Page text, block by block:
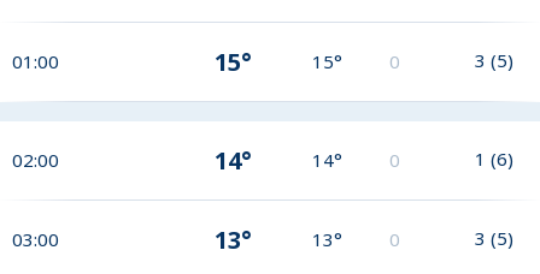
01:00 15° 15° 0 3 (5)
02:00 14° 14° 0 1 (6)
03:00 13° 13° 0 3 (5)